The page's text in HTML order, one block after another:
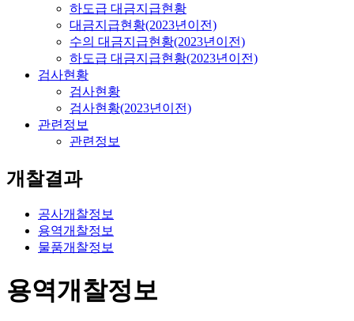
하도급 대금지급현황
대금지급현황(2023년이전)
수의 대금지급현황(2023년이전)
하도급 대금지급현황(2023년이전)
검사현황
검사현황
검사현황(2023년이전)
관련정보
관련정보
개찰결과
공사개찰정보
용역개찰정보
물품개찰정보
용역개찰정보